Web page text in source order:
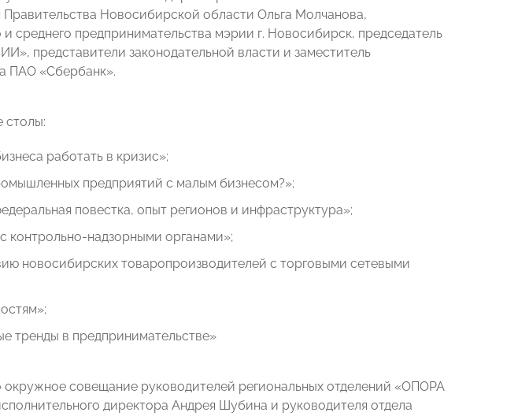
Новосибирской области Ольга Молчанова,
среднего предпринимательства мэрии г. Новосибирск, председатель
представители законодательной власти и заместитель
ПАО «Сбербанк».
столы:
работать в кризис»​;
предприятий с малым бизнесом?»;
повестка, опыт регионов и инфраструктура»;
контрольно-надзорными органами»;
новосибирских товаропроизводителей с торговыми сетевыми
тренды в предпринимательстве»
совещание руководителей региональных отделений «ОПОРА
директора Андрея Шубина и руководителя отдела